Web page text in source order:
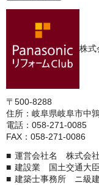
株
〒500-8288
住所：岐阜県岐阜市中
電話：058-271-0085
FAX：058-271-0086
運営会社名 株式会
建設業 国土交通大
建築士事務所 ニ級建